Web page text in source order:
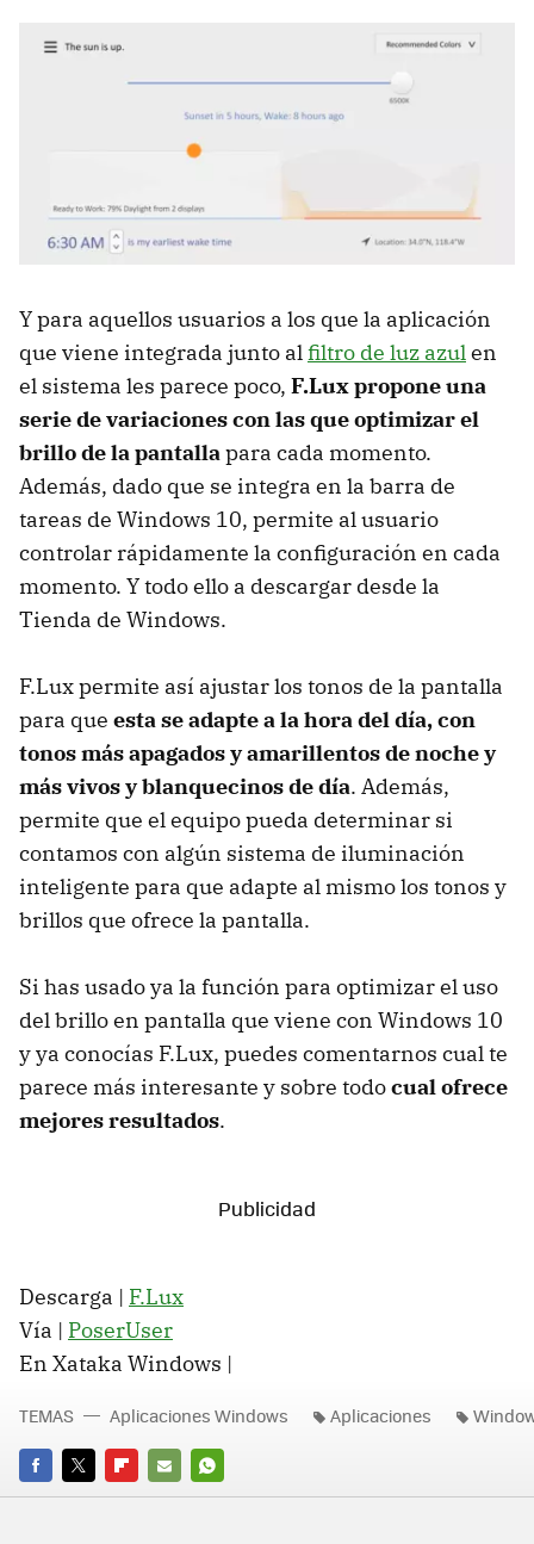
Y para aquellos usuarios a los que la aplicación
que viene integrada junto alfiltro de luz azulen
el sistema les parece poco, F.Lux propone una
serie de variaciones con las que optimizar el
brillo de la pantallapara cada momento.
Además, dado que se integra en la barra de
tareas de Windows 10, permite al usuario
controlar rápidamente la configuración en cada
momento. Y todo ello a descargar desde la
Tienda de Windows.
F.Lux permite así ajustar los tonos de la pantalla
para que esta se adapte a la hora del día, con
tonos más apagados y amarillentos de noche y
más vivos y blanquecinos de día. Además,
permite que el equipo pueda determinar si
contamos con algún sistema de iluminación
inteligente para que adapte al mismo los tonos y
brillos que ofrece la pantalla.
Si has usado ya la función para optimizar el uso
del brillo en pantalla que viene con Windows 10
y ya conocías F.Lux, puedes comentarnos cual te
parece más interesante y sobre todocual ofrece
mejores resultados.
Descarga | F.Lux
Vía | PoserUser
En Xataka Windows |
FACEBOOK
TWITTERFLIPBOARD
E-
WHATSAPP
TEMAS Aplicaciones Windows Aplicaciones